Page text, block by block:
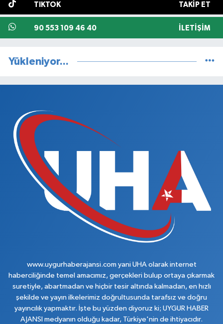
TIKTOK TAKIP ET
90 553 109 46 40 İLETIŞIM
Yükleniyor...
www.uygurhaberajansi.com yani UHA olarak internet
haberciliğinde temel amacımız, gerçekleri bulup ortaya çıkarmak
suretiyle, abartmadan ve hiçbir tesir altında kalmadan, en hızlı
şekilde ve yayın ilkelerimiz doğrultusunda tarafsız ve doğru
yayıncılık yapmaktır. İşte bu yüzden diyoruz ki; UYGUR HABER
AJANSI medyanın olduğu kadar, Türkiye'nin de ihtiyacıdır.